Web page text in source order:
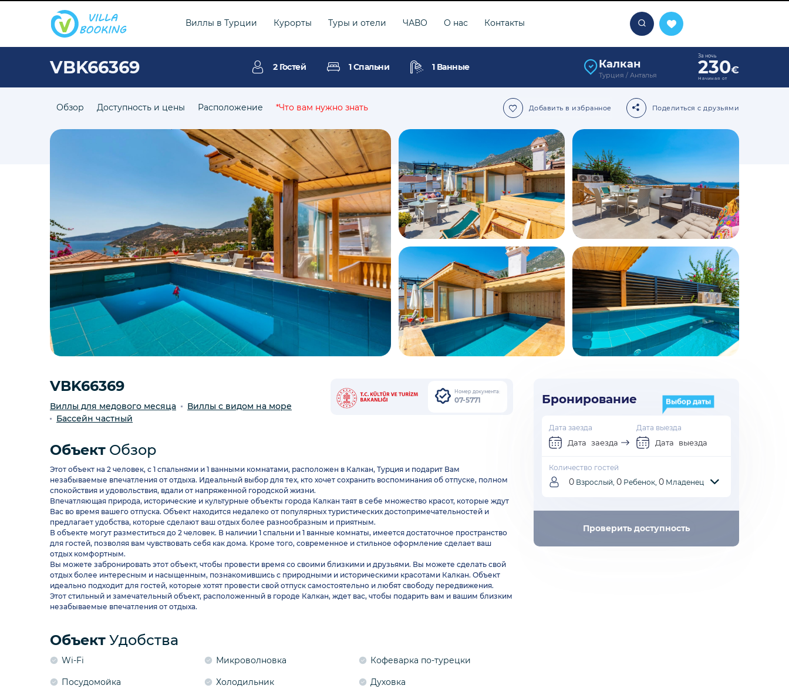
Виллы в Турции Курорты Туры и отели ЧАВО О нас Контакты
VBK66369 2 Гостей 1 Спальни 1 Ванные Калкан
Турция / Анталья
За ночь
230€
Начиная от
Обзор Доступность и цены Расположение *Что вам нужно знать Добавить в избранное Поделиться с друзьями
VBK66369
Виллы для медового месяца
Виллы с видом на море
Бассейн частный
Номер документа:
07-5771
Объект Обзор
Этот объект на 2 человек, с 1 спальнями и 1 ванными комнатами, расположен в Калкан, Турция и подарит Вам
незабываемые впечатления от отдыха. Идеальный выбор для тех, кто хочет сохранить воспоминания об отпуске, полном
спокойствия и удовольствия, вдали от напряженной городской жизни.
Впечатляющая природа, исторические и культурные объекты города Калкан таят в себе множество красот, которые ждут
Вас во время вашего отпуска. Объект находится недалеко от популярных туристических достопримечательностей и
предлагает удобства, которые сделают ваш отдых более разнообразным и приятным.
В объекте могут разместиться до 2 человек. В наличии 1 спальни и 1 ванные комнаты, имеется достаточное пространство
для гостей, позволяя вам чувствовать себя как дома. Кроме того, современное и стильное оформление сделает ваш
отдых комфортным.
Вы можете забронировать этот объект, чтобы провести время со своими близкими и друзьями. Вы можете сделать свой
отдых более интересным и насыщенным, познакомившись с природными и историческими красотами Калкан. Объект
идеально подходит для гостей, которые хотят провести свой отпуск самостоятельно и любят свободу передвижения.
Этот стильный и замечательный объект, расположенный в городе Калкан, ждет вас, чтобы подарить вам и вашим близким
незабываемые впечатления от отдыха.
Объект Удобства
Wi-Fi Микроволновка Кофеварка по-турецки
Посудомойка Холодильник Духовка
Бронирование Выбор даты
Дата заезда Дата выезда
Дата заезда Дата выезда
Количество гостей
0 Взрослый, 0 Ребенок, 0 Младенец
Проверить доступность